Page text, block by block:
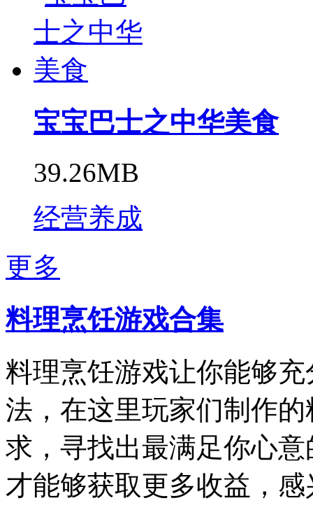
宝宝巴士之中华美食
39.26MB
经营养成
更多
料理烹饪游戏合集
料理烹饪游戏让你能够
法，在这里玩家们制作
求，寻找出最满足你心
才能够获取更多收益，